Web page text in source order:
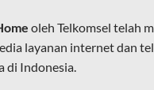
yang disediakan
dikoneksikan melalui
oleh Telkomsel telah
layanan internet dan
di Indonesia.